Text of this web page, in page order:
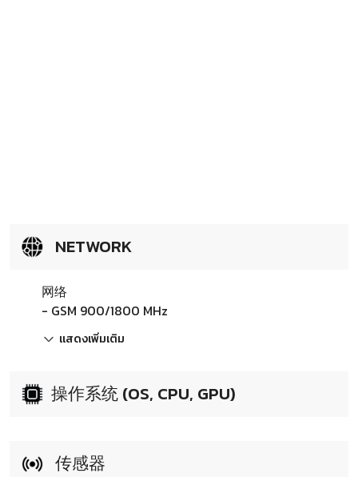
NETWORK
网络
- GSM 900/1800 MHz
แสดงเพิ่มเติม
操作系统 (OS, CPU, GPU)
传感器